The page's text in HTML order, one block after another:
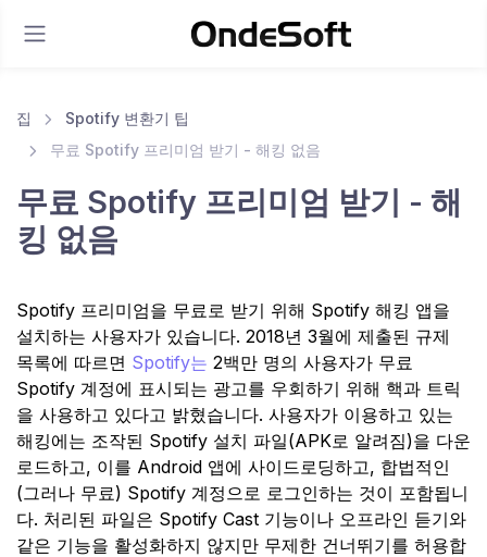
집
Spotify 변환기 팁
무료 Spotify 프리미엄 받기 - 해킹 없음
무료 Spotify 프리미엄 받기 - 해
킹 없음
Spotify 프리미엄을 무료로 받기 위해 Spotify 해킹 앱을
설치하는 사용자가 있습니다. 2018년 3월에 제출된 규제
목록에 따르면 Spotify는 2백만 명의 사용자가 무료
Spotify 계정에 표시되는 광고를 우회하기 위해 핵과 트릭
을 사용하고 있다고 밝혔습니다. 사용자가 이용하고 있는
해킹에는 조작된 Spotify 설치 파일(APK로 알려짐)을 다운
로드하고, 이를 Android 앱에 사이드로딩하고, 합법적인
(그러나 무료) Spotify 계정으로 로그인하는 것이 포함됩니
다. 처리된 파일은 Spotify Cast 기능이나 오프라인 듣기와
같은 기능을 활성화하지 않지만 무제한 건너뛰기를 허용합